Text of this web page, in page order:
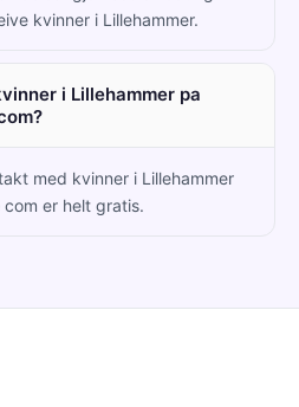
kvinner i Lillehammer.
i Lillehammer pa
med kvinner i Lillehammer
er helt gratis.